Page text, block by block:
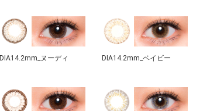
DIA14.2mm_ヌーディ DIA14.2mm_ベイビー